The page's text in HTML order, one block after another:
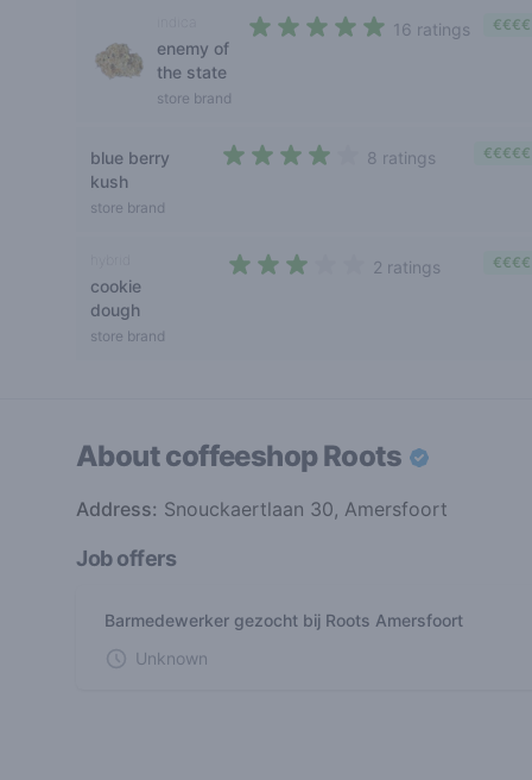
enemy of
the state
store brand
16 ratings €€€€
blue berry
kush
store brand
8 ratings €€€€€
cookie
dough
store brand
2 ratings €€€€
About coffeeshopRoots
Address: Snouckaertlaan 30, Amersfoort
Job offers
Barmedewerker gezocht bij Roots Amersfoort
Unknown